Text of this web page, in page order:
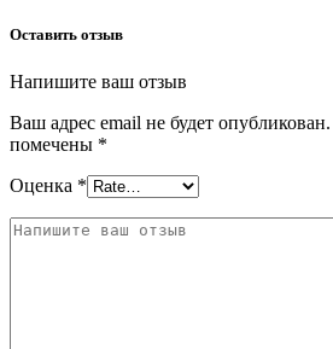
Оставить отзыв
Напишите ваш отзыв
Ваш адрес email не будет опубликован.
помечены *
Оценка *